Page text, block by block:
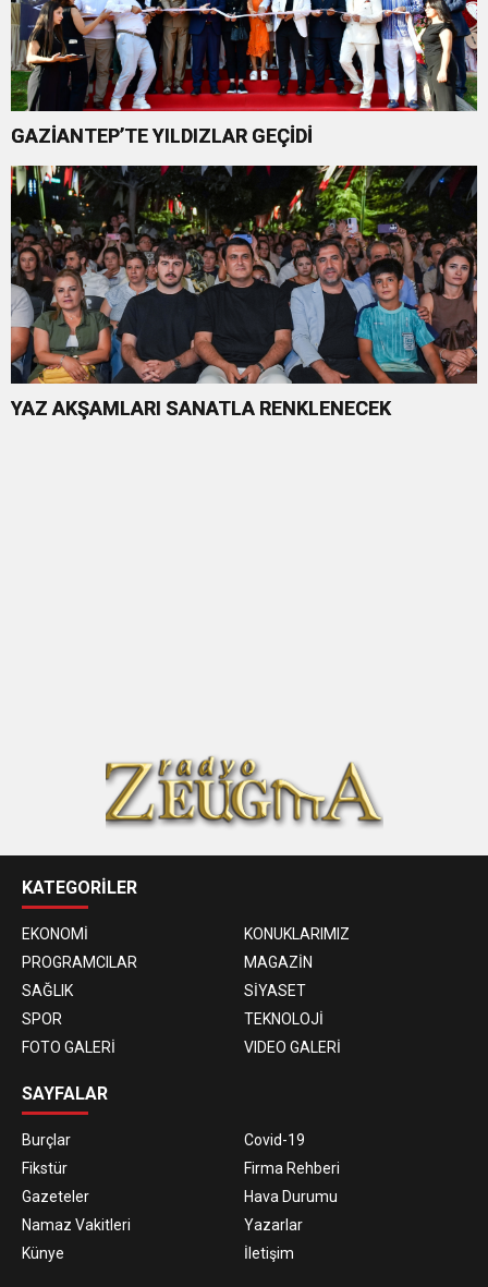
GAZİANTEP’TE YILDIZLAR GEÇİDİ
YAZ AKŞAMLARI SANATLA RENKLENECEK
KATEGORİLER
EKONOMİ
KONUKLARIMIZ
PROGRAMCILAR
MAGAZİN
SAĞLIK
SİYASET
SPOR
TEKNOLOJİ
FOTO GALERİ
VIDEO GALERİ
SAYFALAR
Burçlar
Covid-19
Fikstür
Firma Rehberi
Gazeteler
Hava Durumu
Namaz Vakitleri
Yazarlar
Künye
İletişim